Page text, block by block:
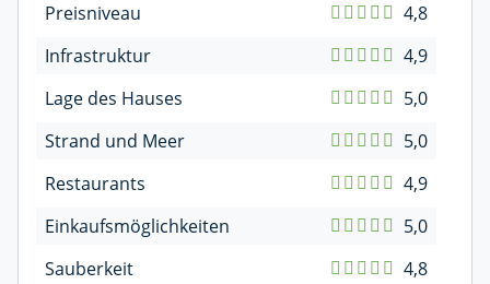
Preisniveau
4,8
Infrastruktur
4,9
Lage des Hauses
5,0
Strand und Meer
5,0
Restaurants
4,9
Einkaufsmöglichkeiten
5,0
Sauberkeit
4,8